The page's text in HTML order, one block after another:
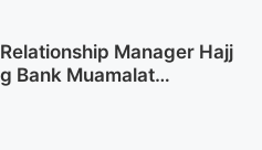
Manager Hajj
Bank Muamalat